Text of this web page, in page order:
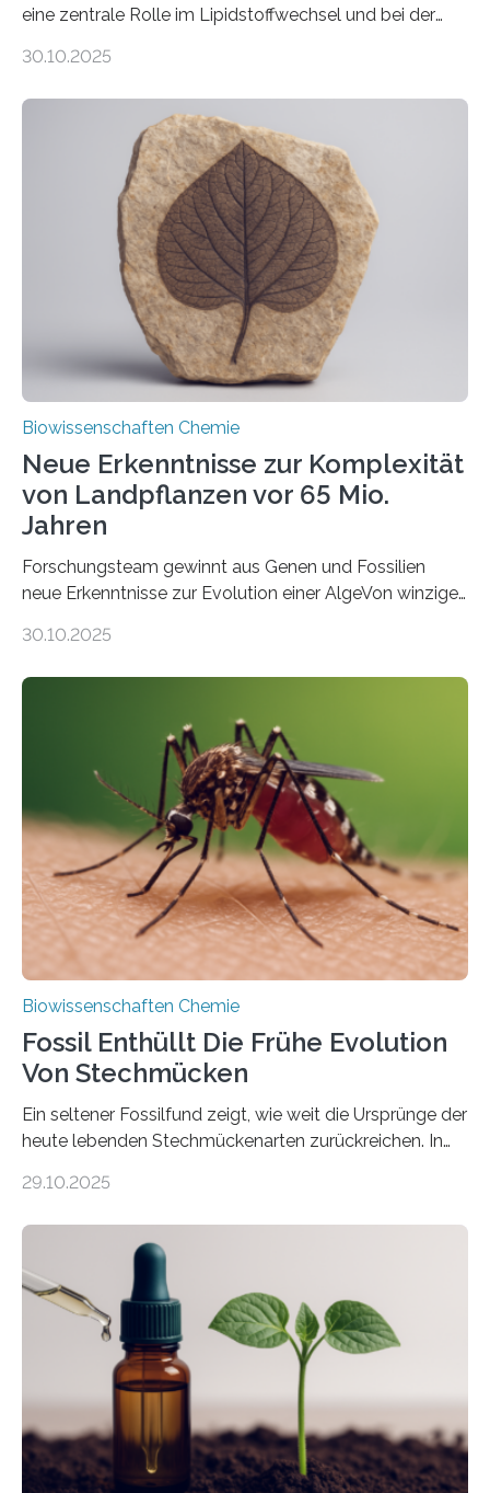
eine zentrale Rolle im Lipidstoffwechsel und bei der
erfüllen können, müssen zahlreiche Enzyme präzise in
der Ruhr-Universität Bochum um Prof. Dr. Ralf Erdmann
und Dr. Ismaila Francis Yusuf hat nun einen bislang
unbekannten Qualitätskontrollmechanismus des
peroxisomalen Proteintransports in der Bäckerhefe
Saccharomyces cerevisiae entdeckt, der für die
Funktionsfähigkeit der Organellen entscheidend ist. Die
Studie wurde am 28. Oktober 2025 in der
Fachzeitschrift…
30.10.2025
Biowissenschaften Chemie
Neue Erkenntnisse zur Komplexität
von Landpflanzen vor 65 Mio.
Jahren
Forschungsteam gewinnt aus Genen und Fossilien
neue Erkenntnisse zur Evolution einer AlgeVon winzigen
Landpflanzen zählen zu den komplexesten
Grünalgen, die vor Hunderten von Millionen Jahren
lebten. Unter den Vorfahren sticht eine Gruppe heraus,
die noch heute in der Natur vorkommt: die
Süßwasseralge Coleochaetophyceae. Einige Arten
dieser Gruppe bilden aus Zellfäden dichte Geflechte
mit scheibenförmiger Gestalt. Was auffällig ist: Die
nächsten…
30.10.2025
Biowissenschaften Chemie
Fossil Enthüllt Die Frühe Evolution
Von Stechmücken
Ein seltener Fossilfund zeigt, wie weit die Ursprünge der
heute lebenden Stechmückenarten zurückreichen. In
Forschende die bisher älteste bekannte Stechmücken-
Region Kachin in Myanmar und hat sich in
ausgezeichnetem Zustand erhalten. Es konnte als neue
Art einer neuen Gattung beschrieben werden und trägt
nun den Namen Cretosabethes primaevus. Dieser erste
fossile Nachweis einer Stechmückenlarve in Bernstein
stellt gleichzeitig den ersten Fossilfund einer
Mückenlarve aus dem Mesozoikum dar, denn…
29.10.2025